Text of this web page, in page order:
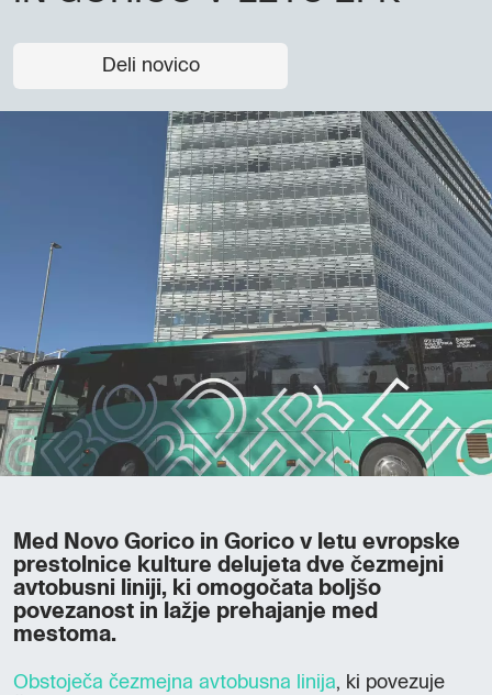
Deli novico
Med Novo Gorico in Gorico v letu evropske
prestolnice kulture delujeta dve čezmejni
avtobusni liniji, ki omogočata boljšo
povezanost in lažje prehajanje med
mestoma.
Obstoječa čezmejna avtobusna linija, ki povezuje